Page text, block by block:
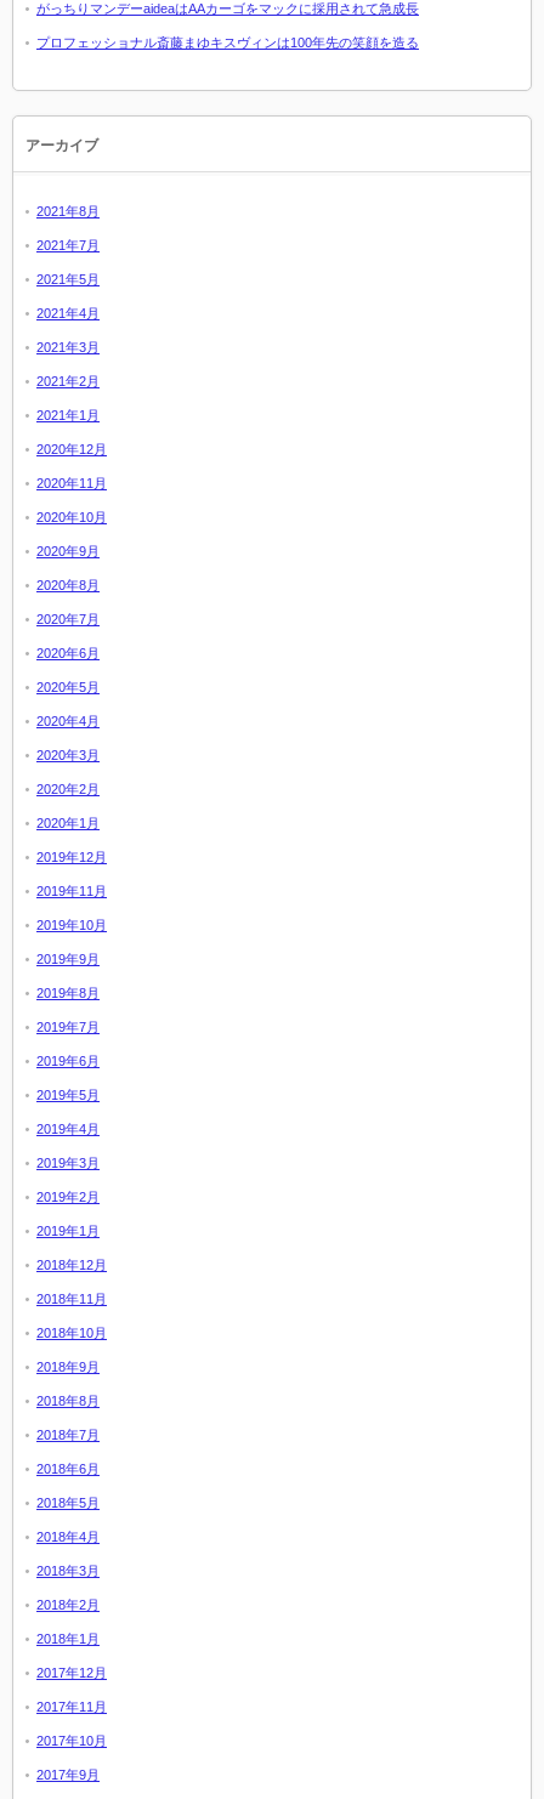
がっちりマンデーaideaはAAカーゴをマックに採用されて急成長
プロフェッショナル斎藤まゆキスヴィンは100年先の笑顔を造る
アーカイブ
2021年8月
2021年7月
2021年5月
2021年4月
2021年3月
2021年2月
2021年1月
2020年12月
2020年11月
2020年10月
2020年9月
2020年8月
2020年7月
2020年6月
2020年5月
2020年4月
2020年3月
2020年2月
2020年1月
2019年12月
2019年11月
2019年10月
2019年9月
2019年8月
2019年7月
2019年6月
2019年5月
2019年4月
2019年3月
2019年2月
2019年1月
2018年12月
2018年11月
2018年10月
2018年9月
2018年8月
2018年7月
2018年6月
2018年5月
2018年4月
2018年3月
2018年2月
2018年1月
2017年12月
2017年11月
2017年10月
2017年9月